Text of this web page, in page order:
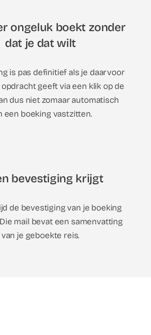
ongeluk boekt zonder
dat je dat wilt
is pas definitief als je daarvoor
geeft via een klik op de
dus niet zomaar automatisch
een boeking vastzitten.
bevestiging krijgt
de bevestiging van je boeking
mail bevat een samenvatting
van je geboekte reis.